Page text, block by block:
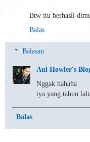
Btw itu berhasil
Balas
Balasan
Aul Howler's
Nggak hahaha
iya yang tahun lalu
Balas